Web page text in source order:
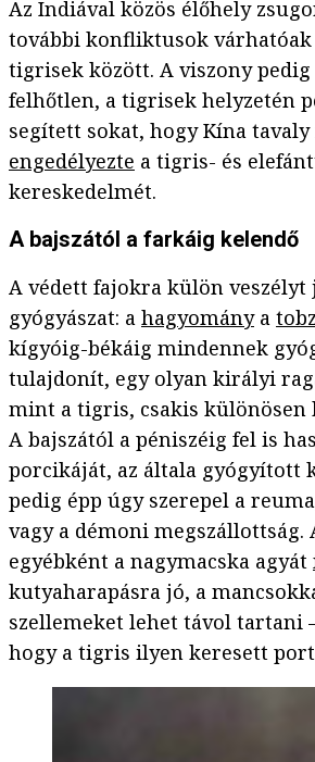
Az Indiával közös élőhely
további konfliktusok várhatóak
tigrisek között. A viszony
felhőtlen, a tigrisek helyzetén
segített sokat, hogy Kína
engedélyezte a tigris- és
kereskedelmét.
A bajszától a farkáig kelendő
A védett fajokra külön
gyógyászat: a hagyománya
kígyóig-békáig mindennek
tulajdonít, egy olyan királyi
mint a tigris, csakis különösen
A bajszától a péniszéig fel is
porcikáját, az általa gyógyított
pedig épp úgy szerepel a
vagy a démoni megszállottság.
egyébként a nagymacska agyát
kutyaharapásra jó, a
szellemeket lehet távol tartani
hogy a tigris ilyen keresett